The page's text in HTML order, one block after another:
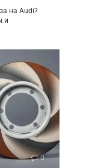
на Audi?
и
0